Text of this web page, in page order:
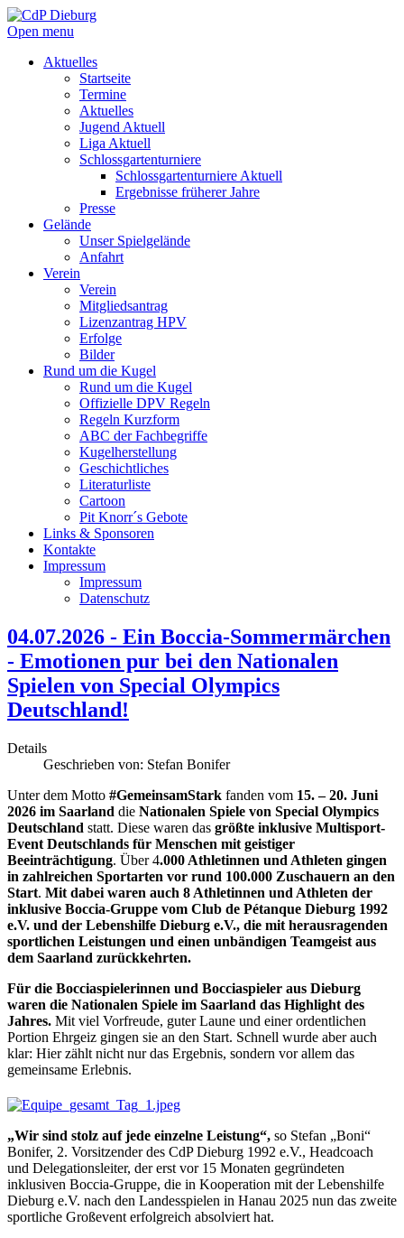
Open menu
Aktuelles
Startseite
Termine
Aktuelles
Jugend Aktuell
Liga Aktuell
Schlossgartenturniere
Schlossgartenturniere Aktuell
Ergebnisse früherer Jahre
Presse
Gelände
Unser Spielgelände
Anfahrt
Verein
Verein
Mitgliedsantrag
Lizenzantrag HPV
Erfolge
Bilder
Rund um die Kugel
Rund um die Kugel
Offizielle DPV Regeln
Regeln Kurzform
ABC der Fachbegriffe
Kugelherstellung
Geschichtliches
Literaturliste
Cartoon
Pit Knorr´s Gebote
Links & Sponsoren
Kontakte
Impressum
Impressum
Datenschutz
04.07.2026 - Ein Boccia-Sommermärchen
- Emotionen pur bei den Nationalen
Spielen von Special Olympics
Deutschland!
Details
Geschrieben von: Stefan Bonifer
Unter dem Motto #GemeinsamStark fanden vom 15. – 20. Juni
2026 im Saarland die Nationalen Spiele von Special Olympics
Deutschland statt. Diese waren das größte inklusive Multisport-
Event Deutschlands für Menschen mit geistiger
Beeinträchtigung. Über 4.000 Athletinnen und Athleten gingen
in zahlreichen Sportarten vor rund 100.000 Zuschauern an den
Start. Mit dabei waren auch 8 Athletinnen und Athleten der
inklusive Boccia-Gruppe vom Club de Pétanque Dieburg 1992
e.V. und der Lebenshilfe Dieburg e.V., die mit herausragenden
sportlichen Leistungen und einen unbändigen Teamgeist aus
dem Saarland zurückkehrten.
Für die Bocciaspielerinnen und Bocciaspieler aus Dieburg
waren die Nationalen Spiele im Saarland das Highlight des
Jahres. Mit viel Vorfreude, guter Laune und einer ordentlichen
Portion Ehrgeiz gingen sie an den Start. Schnell wurde aber auch
klar: Hier zählt nicht nur das Ergebnis, sondern vor allem das
gemeinsame Erlebnis.
„Wir sind stolz auf jede einzelne Leistung“, so Stefan „Boni“
Bonifer, 2. Vorsitzender des CdP Dieburg 1992 e.V., Headcoach
und Delegationsleiter, der erst vor 15 Monaten gegründeten
inklusiven Boccia-Gruppe, die in Kooperation mit der Lebenshilfe
Dieburg e.V. nach den Landesspielen in Hanau 2025 nun das zweite
sportliche Großevent erfolgreich absolviert hat.